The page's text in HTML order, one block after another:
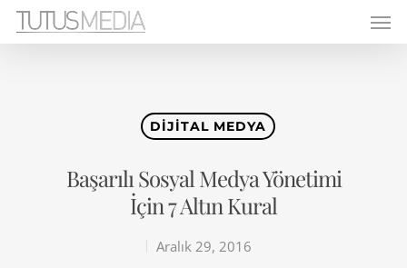
DIJITAL MEDYA
Başarılı Sosyal Medya Yönetimi
İçin 7 Altın Kural
Aralık 29, 2016